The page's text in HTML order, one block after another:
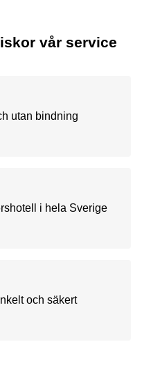
vår service
utan bindning
i hela Sverige
och säkert